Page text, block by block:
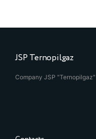
JSP Ternopilgaz
Company JSP "Ternopilgaz"